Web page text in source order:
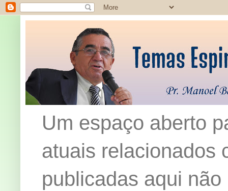
Um espaço aberto
atuais relacionados
publicadas aqui